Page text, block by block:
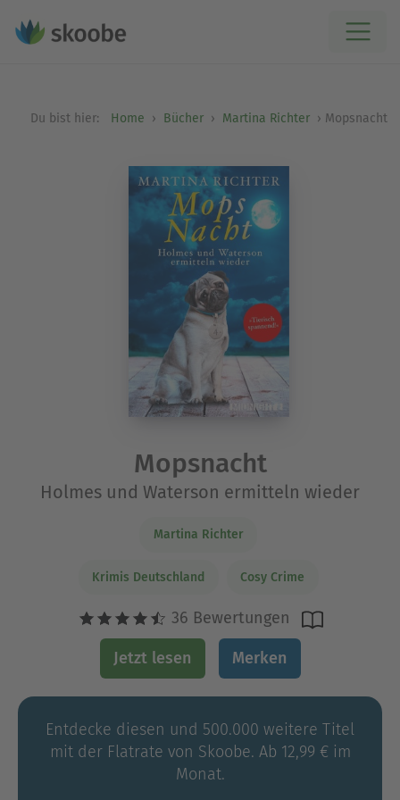
Du bist hier: Home Bücher Martina Richter Mopsnacht
Mopsnacht
Holmes und Waterson ermitteln wieder
Martina Richter
Krimis Deutschland Cosy Crime
36 Bewertungen
Jetzt lesen Merken
Entdecke diesen und 500.000 weitere Titel
mit der Flatrate von Skoobe. Ab 12,99 € im
Monat.